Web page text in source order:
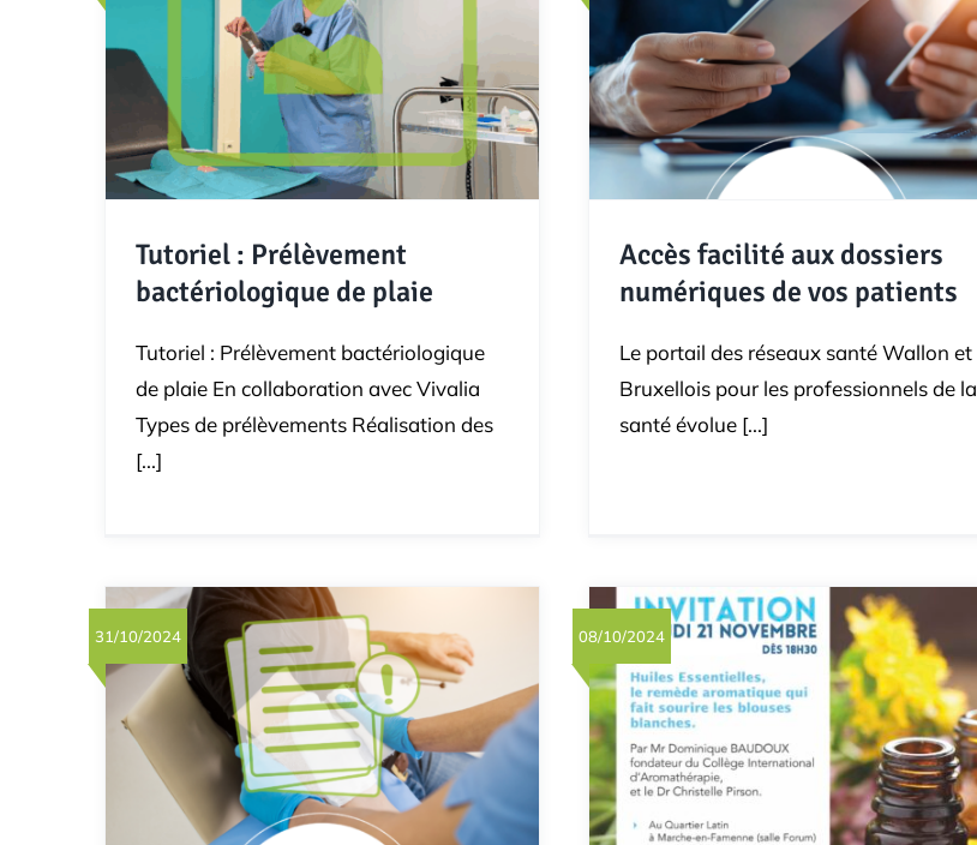
Tutoriel : Prélèvement
bactériologique de plaie
Tutoriel : Prélèvement bactériologique
de plaie En collaboration avec Vivalia
Types de prélèvements Réalisation des
[...]
Accès facilité aux dossiers
numériques de vos patients
Le portail des réseaux santé Wallon et
Bruxellois pour les professionnels de la
santé évolue [...]
31/10/2024 08/10/2024